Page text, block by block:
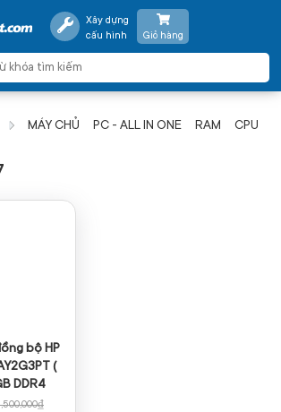
Xây dựng
cấu hình
Giỏ hàng
MÁY CHỦ PC - ALL IN ONE RAM CPU
bộ HP
(
DDR4
| WL+BT